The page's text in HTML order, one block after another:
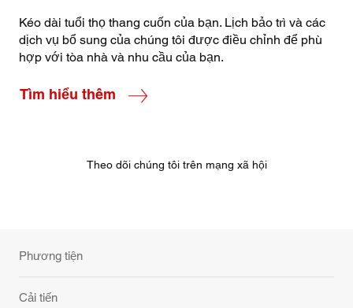
Kéo dài tuổi thọ thang cuốn của bạn. Lịch bảo trì và các
dịch vụ bổ sung của chúng tôi được điều chỉnh để phù
hợp với tòa nhà và nhu cầu của bạn.
Tìm hiểu thêm
Theo dõi chúng tôi trên mạng xã hội
Phương tiện
Cải tiến